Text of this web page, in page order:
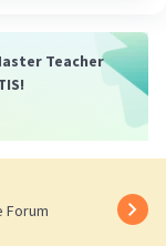
buruk panggilan
yang buruk
Teacher
Forum